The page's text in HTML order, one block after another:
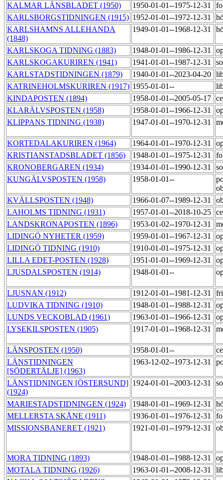
KALMAR LÄNSBLADET (1950)
1950-01-01--1975-12-31
KARLSBORGSTIDNINGEN (1915) 1952-01-01--1972-12-31
KARLSHAMNS ALLEHANDA
(1848)
1949-01-01--1968-12-31
KARLSKOGA TIDNING (1883) 1948-01-01--1986-12-31
KARLSKOGAKURIREN (1941)
1941-01-01--1987-12-31
KARLSTADSTIDNINGEN (1879)
1940-01-01--2023-04-20
KATRINEHOLMSKURIREN (1917) 1955-01-01--
KINDAPOSTEN (1894)
1958-01-01--2005-05-17
KLARÄLVSPOSTEN (1958)
1958-01-01--1966-12-31
KLIPPANS TIDNING (1938)
1947-01-01--1970-12-31
KORTEDALAKURIREN (1964) 1964-01-01--1970-12-31
KRISTIANSTADSBLADET (1856)
1948-01-01--1975-12-31
KRONOBERGAREN (1934)
1934-01-01--1990-12-31
KUNGÄLVSPOSTEN (1958)
1958-01-01--
KVÄLLSPOSTEN (1948)
1966-01-07--1989-12-31
LAHOLMS TIDNING (1931)
1957-01-01--2018-10-25
LANDSKRONAPOSTEN (1896)
1953-01-02--1970-12-31
LIDINGÖ NYHETER (1959)
1959-01-01--1967-12-31
LIDINGÖ TIDNING (1910)
1910-01-01--1975-12-31
LILLA EDET-POSTEN (1928)
1951-01-01--1969-12-31
LJUSDALSPOSTEN (1914)
1948-01-01--
LJUSNAN (1912) 1912-01-01--1981-12-31
LUDVIKA TIDNING (1910)
1948-01-01--1988-12-31
LUNDS VECKOBLAD (1961)
1963-01-01--1966-12-31
LYSEKILSPOSTEN (1905)
1917-01-01--1968-12-31
LÄNSPOSTEN (1950) 1958-01-01--
LÄNSTIDNINGEN
[SÖDERTÄLJE] (1963)
1963-12-02--1973-12-31
LÄNSTIDNINGEN [ÖSTERSUND]
(1924)
1924-01-01--2003-12-31
MARIESTADSTIDNINGEN (1924) 1948-01-01--1969-12-31
MELLERSTA SKÅNE (1911)
1936-01-01--1976-12-31
MISSIONSBANERET (1921)
1921-01-01--1979-12-31
MORA TIDNING (1893) 1948-01-01--1988-12-31
MOTALA TIDNING (1926)
1963-01-01--2008-12-31